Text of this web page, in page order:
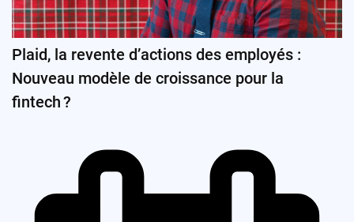
Plaid, la revente d’actions des employés :
Nouveau modèle de croissance pour la
fintech ?